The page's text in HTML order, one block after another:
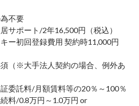
不要
ポート/2年16,500円（税込）
初回登録費用 契約時11,000円
※大手法人契約の場合、例外あ
託料/月額賃料等の20％～100％
/0.8万円～1.0万円 or